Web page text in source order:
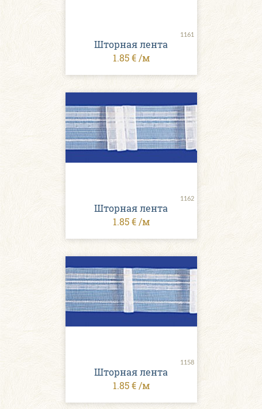
1161
Шторная лента
1.85 € /м
1162
Шторная лента
1.85 € /м
1158
Шторная лента
1.85 € /м